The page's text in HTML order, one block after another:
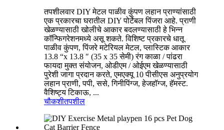
तपशीलवार DIY मेटल पाळीव कुंपण लहान प्राण्यांसाठी
एक प्रकारचा घरातील DIY पोर्टेबल पिंजरा आहे. प्राणी
खेळण्यासाठी खोलीचे आकार बदलण्यासाठी हे भिन्न
कॉन्फिगरेशनमध्ये असू शकते. विशिष्ट प्रकारचे धातू
पाळीव कुंपण, पिंजरे मटेरियल मेटल, प्लास्टिक आकार
13.8 “x 13.8 ″ (35 x 35 सेमी) रंग काळा / पांढरा
फायदा मुक्त संयोजन, ओडीएम / ओईएम खेळण्यासाठी
पुरेशी जागा प्रदान करते, एमएक्यू 10 पीसीएस अनुप्रयोग
लहान प्राणी, पपी, ससे, गिनीपिंग्ज, हेजहॉग्ज, हॅमस्ट.
वैशिष्ट्य टिकाऊ, ...
चौकशीतपशील